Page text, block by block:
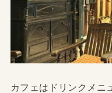
カフェはドリンクメニ